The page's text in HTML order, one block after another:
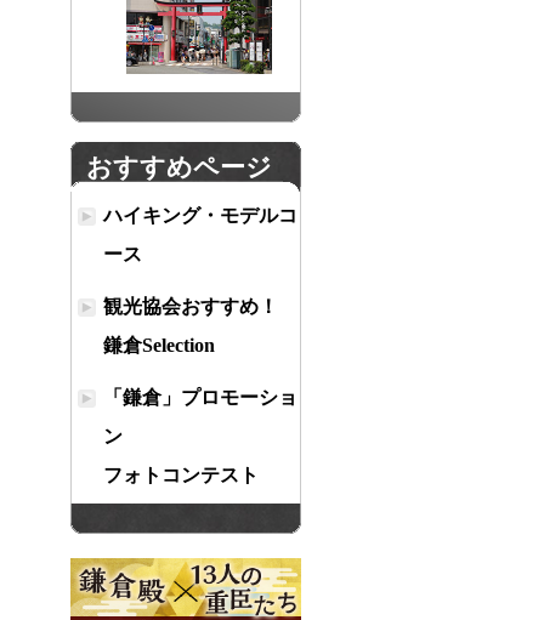
おすすめページ
ハイキング・モデルコ
ース
観光協会おすすめ！
鎌倉Selection
「鎌倉」プロモーショ
ン
フォトコンテスト